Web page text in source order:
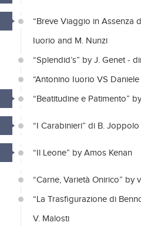
“Breve Viaggio in Assenza
Iuorio and M. Nunzi
“Splendid’s” by J. Genet -
“Antonino Iuorio VS
“Beatitudine e Patimento”
“I Carabinieri” di B.
“Il Leone” by Amos Kenan
“Carne, Varietà Onirico”
“La Trasfigurazione di
V. Malosti